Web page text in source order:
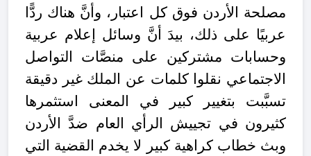
مصلحة الأردن فوق كل اعتبار، وأنَّ هناك ردًّا
عربيًا على ذلك، بيدَ أنَّ وسائل إعلام عربية
وحسابات مشتركين على منصَّات التواصل
الاجتماعي نقلوا كلمات عن الملك غير دقيقة
تسبَّبت بتغيير كبير في المعنى استثمرها
كثيرون في تجييش الرأي العام ضدَّ الأردن
وبث خطاب كراهية كبير لا يخدم القضية التي